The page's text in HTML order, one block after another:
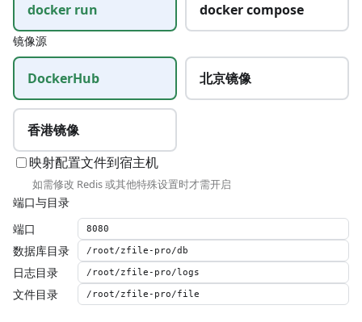
docker run docker compose
镜像源
DockerHub 北京镜像
香港镜像
映射配置文件到宿主机
如需修改 Redis 或其他特殊设置时才需开启
端口与目录
端口
数据库目录
日志目录
文件目录